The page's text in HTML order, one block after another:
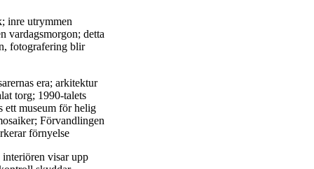
inre utrymmen
vardagsmorgon; detta
fotografering blir
era; arkitektur
torg; 1990-talets
ett museum för helig
Förvandlingen
förnyelse
visar upp